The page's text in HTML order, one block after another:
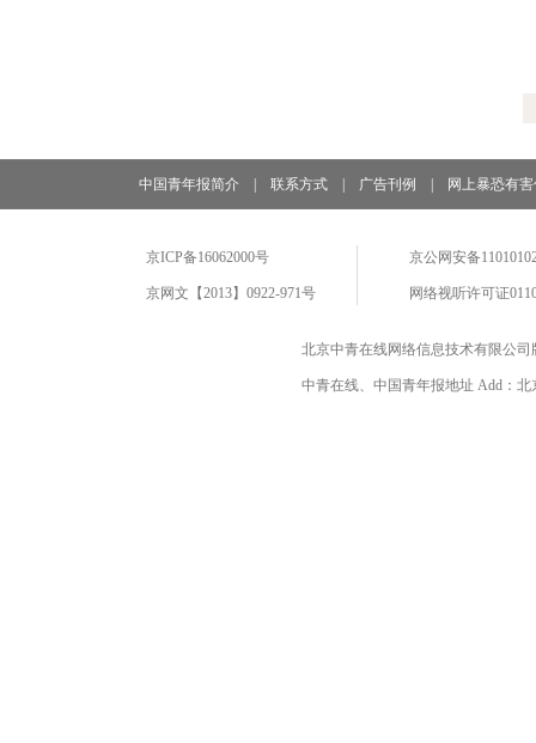
中国青年报简介 联系方式 广告刊例 网上暴恐有
京ICP备16062000号
京网文【2013】0922-971号
京公网安备
网络视听许可证
北京中青在线网络信息技术有限公
中青在线、中国青年报地址 Add：北